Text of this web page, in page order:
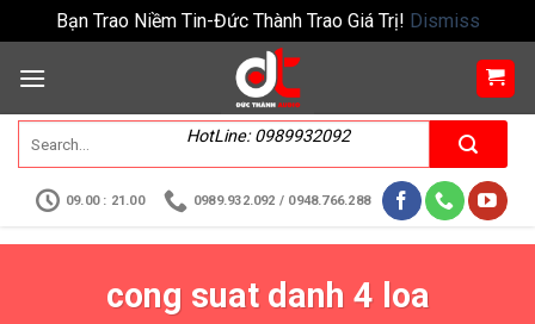
Bạn Trao Niềm Tin-Đức Thành Trao Giá Trị! Dismiss
HotLine: 0989932092
09.00 : 21.00 0989.932.092 / 0948.766.288
cong suat danh 4 loa